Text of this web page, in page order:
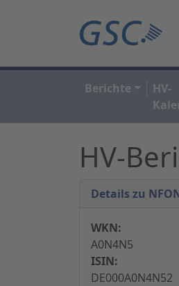
Berichte
HV-
HV-
Details zu
WKN:
A0N4N5
ISIN:
DE000A0N4N52